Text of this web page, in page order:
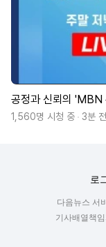
공정과 신뢰의 'MBN
1,560명 시청 중 3분 전
로
다음뉴스 서
기사배열책